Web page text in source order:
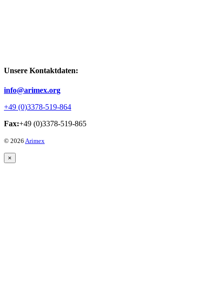
Unsere Kontaktdaten:
info@arimex.org
+49 (0)3378-519-864
Fax:+49 (0)3378-519-865
© 2026 Arimex
×